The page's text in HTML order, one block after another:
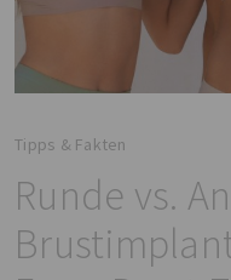
Tipps & Fakten
Runde vs.